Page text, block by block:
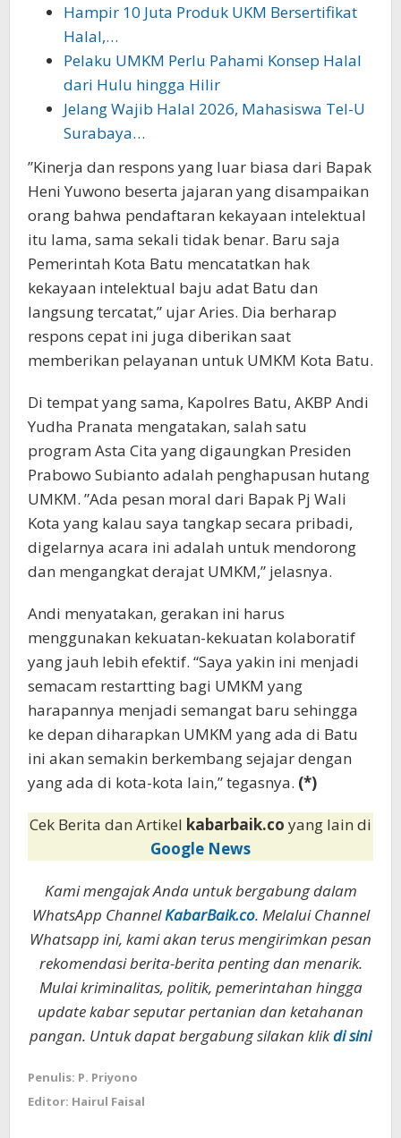
Hampir 10 Juta Produk UKM Bersertifikat
Halal,…
Pelaku UMKM Perlu Pahami Konsep Halal
dari Hulu hingga Hilir
Jelang Wajib Halal 2026, Mahasiswa Tel-U
Surabaya…
”Kinerja dan respons yang luar biasa dari Bapak
Heni Yuwono beserta jajaran yang disampaikan
orang bahwa pendaftaran kekayaan intelektual
itu lama, sama sekali tidak benar. Baru saja
Pemerintah Kota Batu mencatatkan hak
kekayaan intelektual baju adat Batu dan
langsung tercatat,” ujar Aries. Dia berharap
respons cepat ini juga diberikan saat
memberikan pelayanan untuk UMKM Kota Batu.
Di tempat yang sama, Kapolres Batu, AKBP Andi
Yudha Pranata mengatakan, salah satu
program Asta Cita yang digaungkan Presiden
Prabowo Subianto adalah penghapusan hutang
UMKM. ”Ada pesan moral dari Bapak Pj Wali
Kota yang kalau saya tangkap secara pribadi,
digelarnya acara ini adalah untuk mendorong
dan mengangkat derajat UMKM,” jelasnya.
Andi menyatakan, gerakan ini harus
menggunakan kekuatan-kekuatan kolaboratif
yang jauh lebih efektif. “Saya yakin ini menjadi
semacam restartting bagi UMKM yang
harapannya menjadi semangat baru sehingga
ke depan diharapkan UMKM yang ada di Batu
ini akan semakin berkembang sejajar dengan
yang ada di kota-kota lain,” tegasnya. (*)
Cek Berita dan Artikel kabarbaik.co yang lain di
Google News
Kami mengajak Anda untuk bergabung dalam
WhatsApp ChannelKabarBaik.co. Melalui Channel
Whatsapp ini, kami akan terus mengirimkan pesan
rekomendasi berita-berita penting dan menarik.
Mulai kriminalitas, politik, pemerintahan hingga
update kabar seputar pertanian dan ketahanan
pangan. Untuk dapat bergabung silakan klikdi sini
Penulis: P. Priyono
Editor: Hairul Faisal